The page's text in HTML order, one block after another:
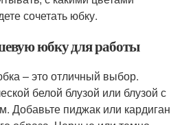
сочетать юбку.
юбку для работы
– это отличный выбор.
белой блузой или блузой с
Добавьте пиджак или кардиган